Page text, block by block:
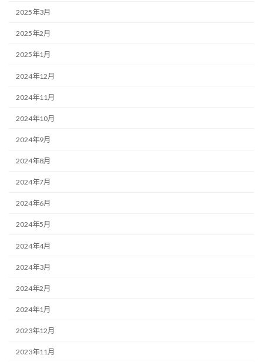
2025年3月
2025年2月
2025年1月
2024年12月
2024年11月
2024年10月
2024年9月
2024年8月
2024年7月
2024年6月
2024年5月
2024年4月
2024年3月
2024年2月
2024年1月
2023年12月
2023年11月